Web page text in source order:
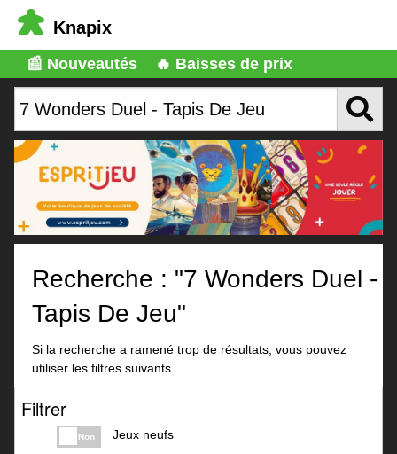
Knapix
📰 Nouveautés 🔥 Baisses de prix
Recherche : "7 Wonders Duel -
Tapis De Jeu"
Si la recherche a ramené trop de résultats, vous pouvez
utiliser les filtres suivants.
Filtrer
Non Jeux neufs